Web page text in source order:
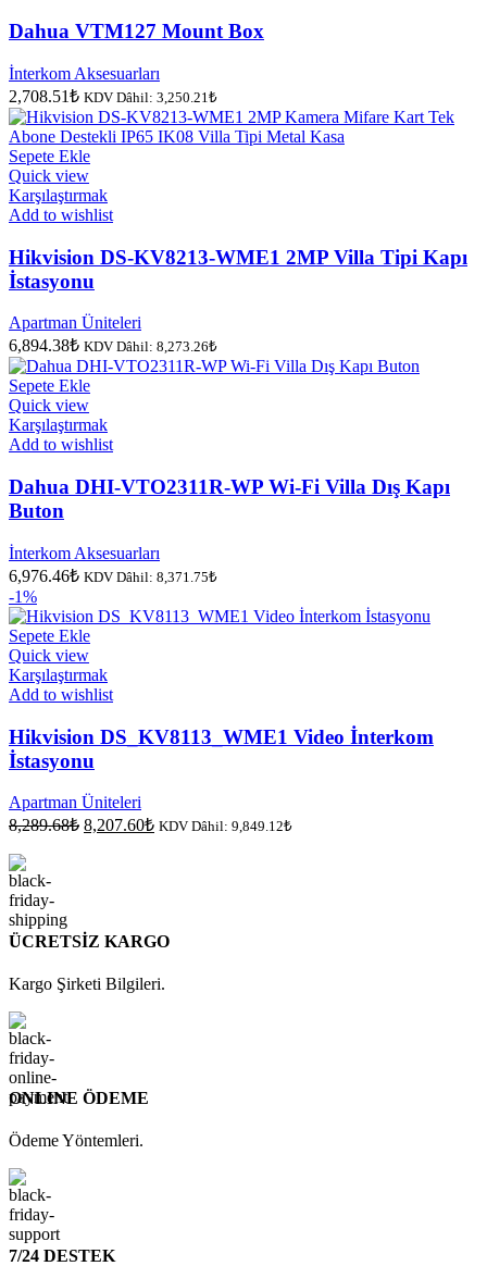
Dahua VTM127 Mount Box
İnterkom Aksesuarları
2,708.51₺ KDV Dâhil: 3,250.21₺
Sepete Ekle
Quick view
Karşılaştırmak
Add to wishlist
Hikvision DS-KV8213-WME1 2MP Villa Tipi Kapı
İstasyonu
Apartman Üniteleri
6,894.38₺ KDV Dâhil: 8,273.26₺
Sepete Ekle
Quick view
Karşılaştırmak
Add to wishlist
Dahua DHI-VTO2311R-WP Wi-Fi Villa Dış Kapı
Buton
İnterkom Aksesuarları
6,976.46₺ KDV Dâhil: 8,371.75₺
-1%
Sepete Ekle
Quick view
Karşılaştırmak
Add to wishlist
Hikvision DS_KV8113_WME1 Video İnterkom
İstasyonu
Apartman Üniteleri
8,289.68₺ Orijinal
8,207.60₺Şu
KDV Dâhil: 9,849.12₺
ÜCRETSİZ KARGO
Kargo Şirketi Bilgileri.
ONLINE ÖDEME
Ödeme Yöntemleri.
7/24 DESTEK